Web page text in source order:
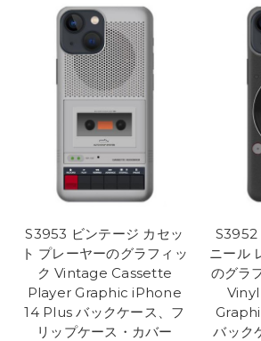
S3953 ビンテージ カセッ
ト プレーヤーのグラフィッ
ク Vintage Cassette
Player Graphic iPhone
14 Plus バックケース、フ
リップケース・カバー
S3952
ニール
のグラ
バック